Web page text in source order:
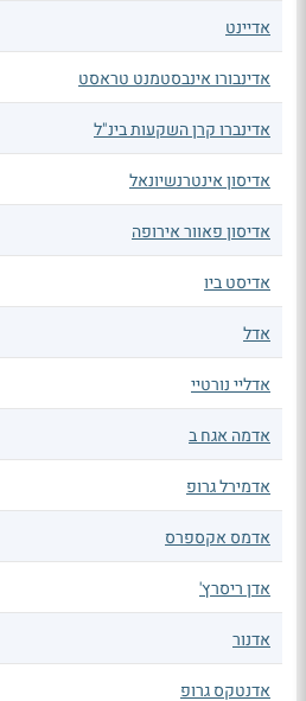
אדיינט
אדינבורו אינבסטמנט טראסט
אדינברו קרן השקעות בינ"ל
אדיסון אינטרנשיונאל
אדיסון פאוור אירופה
אדיסט ביו
אדל
אדליי נורטיי
אדמה אגח ב
אדמירל גרופ
אדמס אקספרס
אדן ריסרץ'
אדנור
אדנטקס גרופ